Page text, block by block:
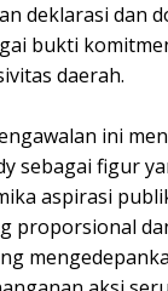
deklarasi dan
bukti
daerah.
ini
sebagai figur
aspirasi
proporsional